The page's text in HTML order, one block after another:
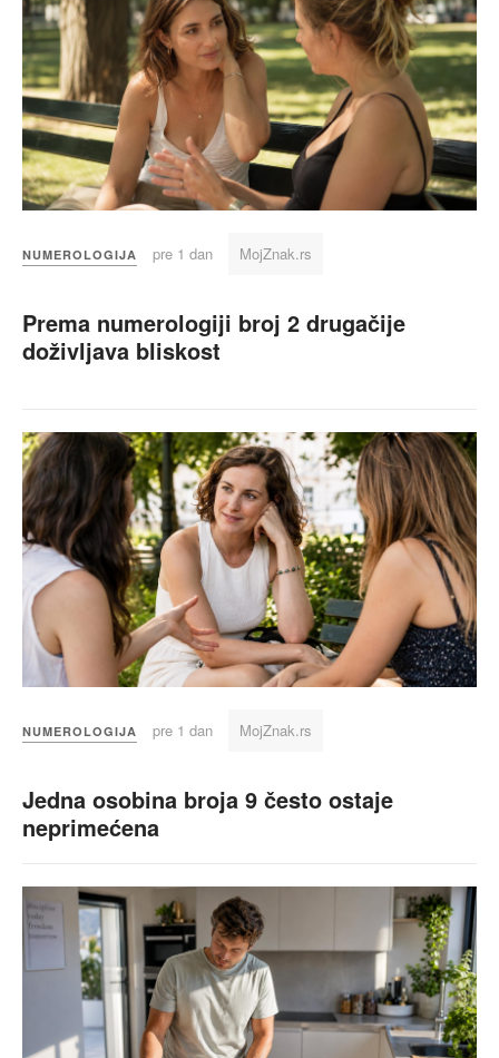
NUMEROLOGIJA pre 1 dan MojZnak.rs
Prema numerologiji broj 2 drugačije
doživljava bliskost
NUMEROLOGIJA pre 1 dan MojZnak.rs
Jedna osobina broja 9 često ostaje
neprimećena